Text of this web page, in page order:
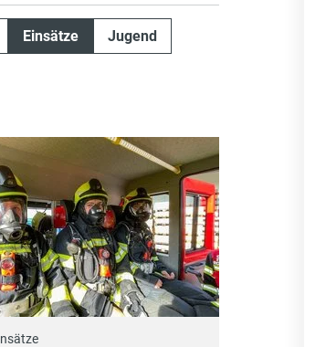
Einsätze Jugend